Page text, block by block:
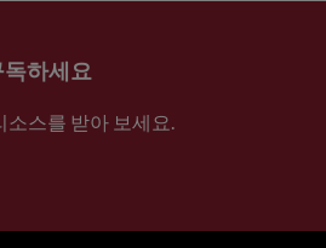
하세요
소스를 받아 보세요.